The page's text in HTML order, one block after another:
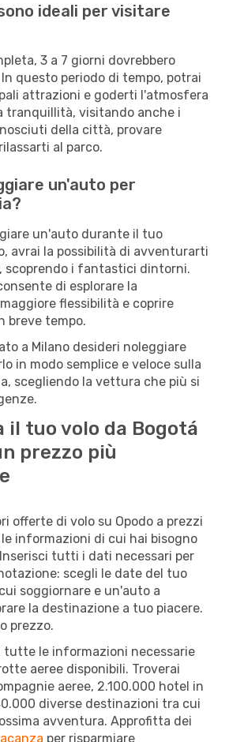
ideali per visitare
3 a 7 giorni dovrebbero
questo periodo di tempo, potrai
attrazioni e goderti l'atmosfera
visitando anche i
della città, provare
al parco.
un'auto per
un'auto durante il tuo
avrai la possibilità di avventurarti
scoprendo i fantastici dintorni.
di esplorare la
flessibilità e coprire
breve tempo.
a Milano desideri noleggiare
in modo semplice e veloce sulla
scegliendo la vettura che più si
il tuo volo da Bogotá
prezzo più
offerte di volo su Opodo a prezzi
informazioni di cui hai bisogno
tutti i dati necessari per
scegli le date del tuo
soggiornare e un'auto a
la destinazione a tuo piacere.
prezzo.
tutte le informazioni necessarie
aeree disponibili. Troverai
aeree, 2.100.000 hotel in
diverse destinazioni tra cui
avventura. Approfitta dei
per risparmiare